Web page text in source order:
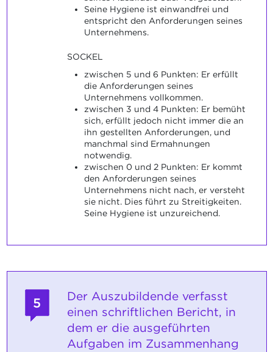
Seine Hygiene ist einwandfrei und
entspricht den Anforderungen seines
Unternehmens.
SOCKEL
zwischen 5 und 6 Punkten: Er erfüllt
die Anforderungen seines
Unternehmens vollkommen.
zwischen 3 und 4 Punkten: Er bemüht
sich, erfüllt jedoch nicht immer die an
ihn gestellten Anforderungen, und
manchmal sind Ermahnungen
notwendig.
zwischen 0 und 2 Punkten: Er kommt
den Anforderungen seines
Unternehmens nicht nach, er versteht
sie nicht. Dies führt zu Streitigkeiten.
Seine Hygiene ist unzureichend.
5
Der Auszubildende verfasst
einen schriftlichen Bericht, in
dem er die ausgeführten
Aufgaben im Zusammenhang